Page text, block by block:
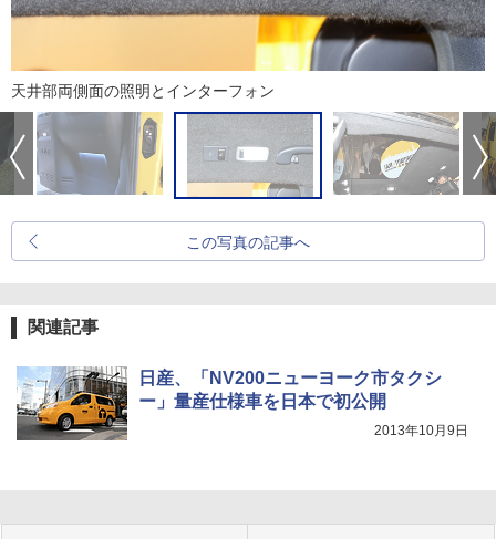
天井部両側面の照明とインターフォン
この写真の記事へ
関連記事
日産、「NV200ニューヨーク市タクシ
ー」量産仕様車を日本で初公開
2013年10月9日